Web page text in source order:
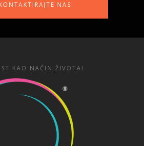
NAS
KAO NAČIN ŽIVOTA!